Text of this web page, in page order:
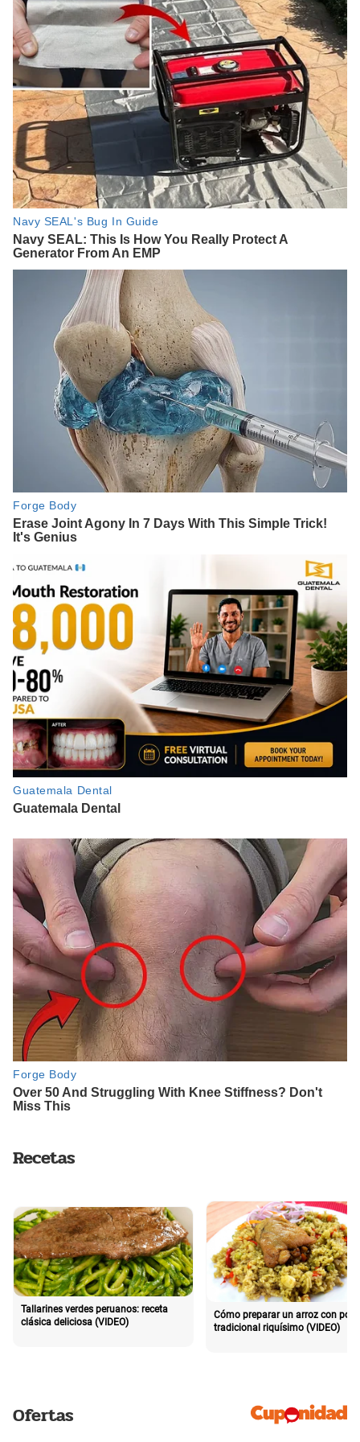
Recetas
Tallarines verdes peruanos: receta
clásica deliciosa (VIDEO)
Cómo preparar un arroz con pollo
tradicional riquísimo (VIDEO)
Ofertas